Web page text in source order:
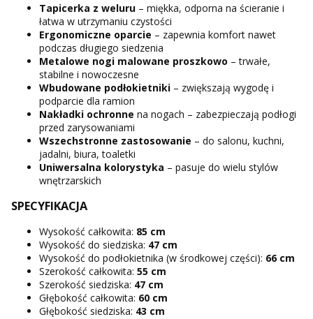
Tapicerka z weluru – miękka, odporna na ścieranie i
łatwa w utrzymaniu czystości
Ergonomiczne oparcie – zapewnia komfort nawet
podczas długiego siedzenia
Metalowe nogi malowane proszkowo – trwałe,
stabilne i nowoczesne
Wbudowane podłokietniki – zwiększają wygodę i
podparcie dla ramion
Nakładki ochronne na nogach – zabezpieczają podłogi
przed zarysowaniami
Wszechstronne zastosowanie – do salonu, kuchni,
jadalni, biura, toaletki
Uniwersalna kolorystyka – pasuje do wielu stylów
wnętrzarskich
SPECYFIKACJA
Wysokość całkowita: 85 cm
Wysokość do siedziska: 47 cm
Wysokość do podłokietnika (w środkowej części): 66 cm
Szerokość całkowita: 55 cm
Szerokość siedziska: 47 cm
Głębokość całkowita: 60 cm
Głębokość siedziska: 43 cm